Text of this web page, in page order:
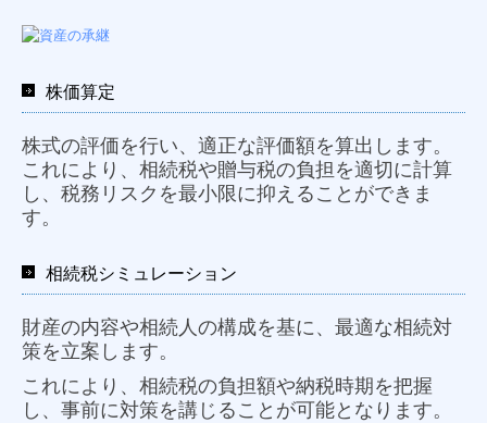
株価算定
株式の評価を行い、適正な評価額を算出します。
これにより、相続税や贈与税の負担を適切に計算
し、税務リスクを最小限に抑えることができま
す。
相続税シミュレーション
財産の内容や相続人の構成を基に、最適な相続対
策を立案します。
これにより、相続税の負担額や納税時期を把握
し、事前に対策を講じることが可能となります。